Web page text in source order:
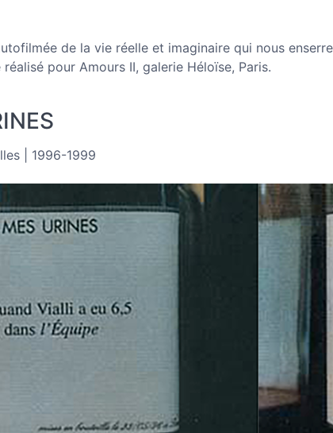
de la vie réelle et imaginaire qui nous
pour Amours II, galerie Héloïse, Paris.
| 1996-1999